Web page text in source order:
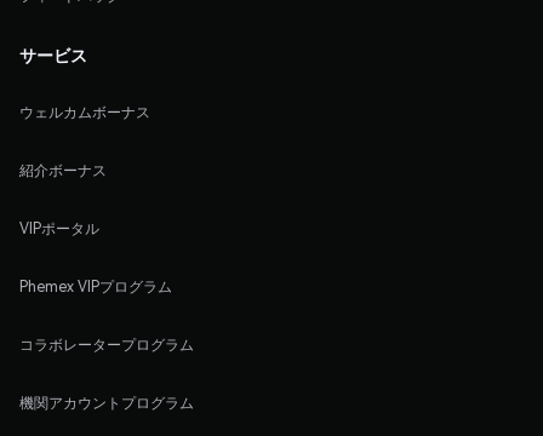
サービス
ウェルカムボーナス
紹介ボーナス
VIPポータル
Phemex VIPプログラム
コラボレータープログラム
機関アカウントプログラム